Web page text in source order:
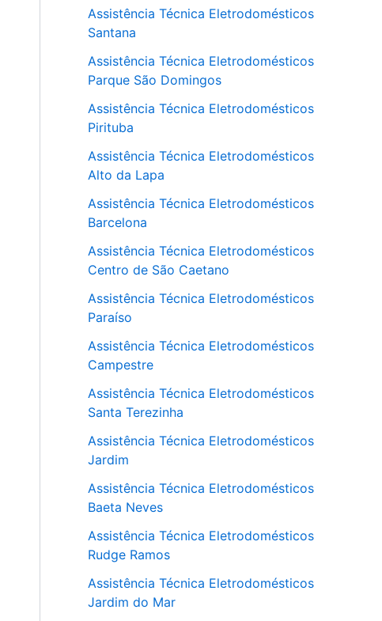
Assistência Técnica Eletrodomésticos
Santana
Assistência Técnica Eletrodomésticos
Parque São Domingos
Assistência Técnica Eletrodomésticos
Pirituba
Assistência Técnica Eletrodomésticos
Alto da Lapa
Assistência Técnica Eletrodomésticos
Barcelona
Assistência Técnica Eletrodomésticos
Centro de São Caetano
Assistência Técnica Eletrodomésticos
Paraíso
Assistência Técnica Eletrodomésticos
Campestre
Assistência Técnica Eletrodomésticos
Santa Terezinha
Assistência Técnica Eletrodomésticos
Jardim
Assistência Técnica Eletrodomésticos
Baeta Neves
Assistência Técnica Eletrodomésticos
Rudge Ramos
Assistência Técnica Eletrodomésticos
Jardim do Mar